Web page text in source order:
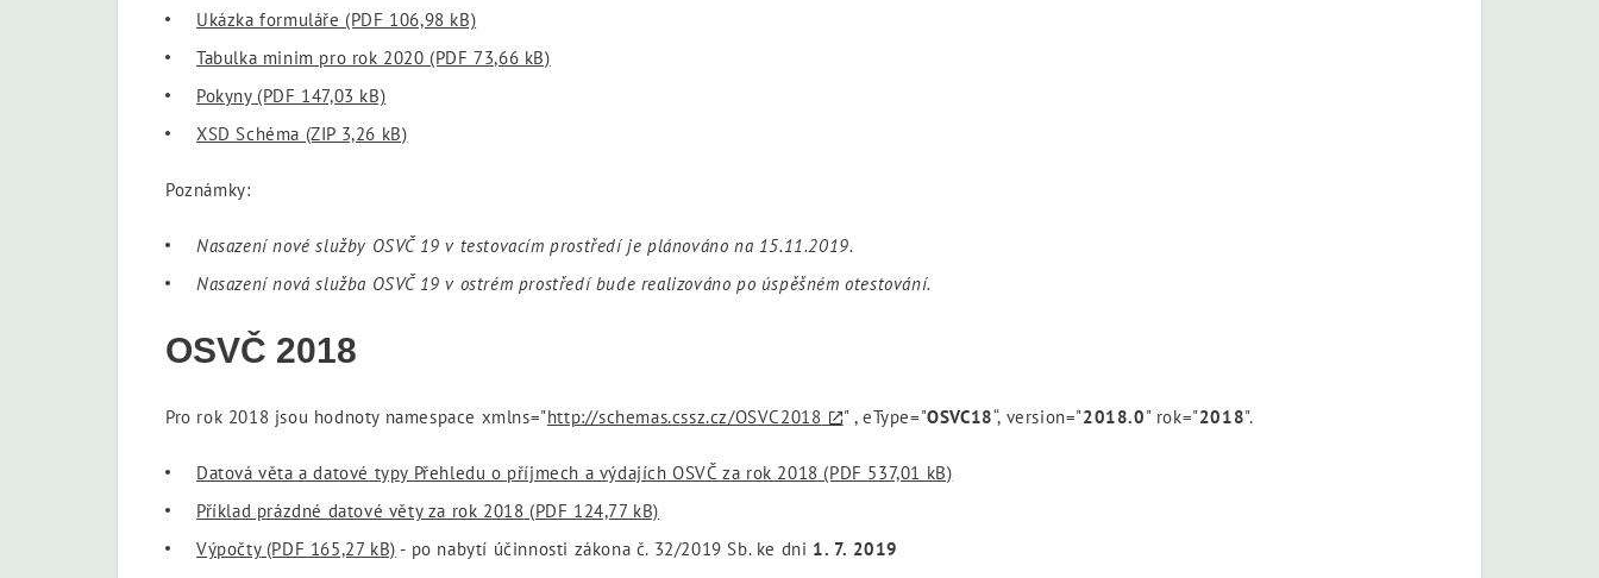
Ukázka formuláře (PDF 106,98 kB)
Tabulka minim pro rok 2020 (PDF 73,66 kB)
Pokyny(PDF 147,03 kB)
XSD Schéma (ZIP 3,26 kB)
Poznámky:
Nasazení nové služby OSVČ 19 v testovacím prostředí je plánováno na 15.11.2019.
Nasazení nová služba OSVČ 19 v ostrém prostředí bude realizováno po úspěšném otestování.
OSVČ 2018
Pro rok 2018 jsou hodnoty namespace xmlns="http://schemas.cssz.cz/OSVC2018 " , eType="OSVC18“, version="2018.0" rok="2018".
Datová věta a datové typy Přehledu o příjmech a výdajích OSVČ za rok 2018 (PDF 537,01 kB)
Příklad prázdné datové věty za rok 2018 (PDF 124,77 kB)
Výpočty(PDF 165,27 kB) - po nabytí účinnosti zákona č. 32/2019 Sb. ke dni 1. 7. 2019